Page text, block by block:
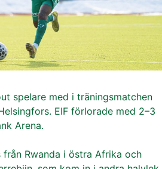
spelare med i träningsmatchen
EIF förlorade med 2–3
Arena.
Rwanda i östra Afrika och